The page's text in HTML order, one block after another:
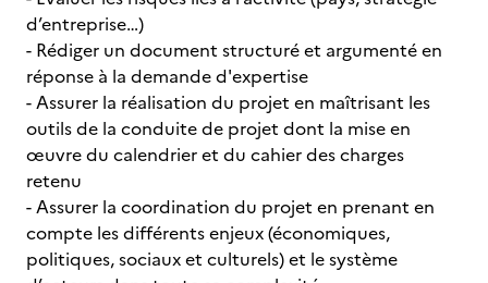
d’entreprise…)
- Rédiger un document structuré et argumenté en
réponse à la demande d'expertise
- Assurer la réalisation du projet en maîtrisant les
outils de la conduite de projet dont la mise en
œuvre du calendrier et du cahier des charges
retenu
- Assurer la coordination du projet en prenant en
compte les différents enjeux (économiques,
politiques, sociaux et culturels) et le système